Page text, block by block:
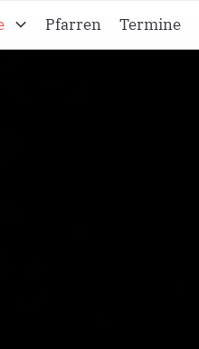
Pfarren Termine